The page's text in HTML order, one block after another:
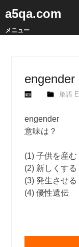
a5qa.com
メニュー
engender
単語 E
engender
意味は？
(1) 子供を産む
(2) 新しくする
(3) 発生させる
(4) 優性遺伝